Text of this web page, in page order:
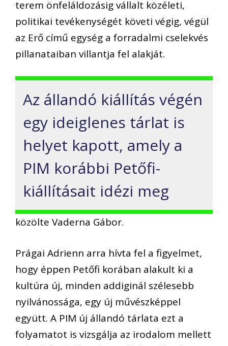
terem önfeláldozásig vállalt közéleti,
politikai tevékenységét követi végig, végül
az Erő című egység a forradalmi cselekvés
pillanataiban villantja fel alakját.
Az állandó kiállítás végén
egy ideiglenes tárlat is
helyet kapott, amely a
PIM korábbi Petőfi-
kiállításait idézi meg
közölte Vaderna Gábor.
Prágai Adrienn arra hívta fel a figyelmet,
hogy éppen Petőfi korában alakult ki a
kultúra új, minden addiginál szélesebb
nyilvánossága, egy új művészképpel
együtt. A PIM új állandó tárlata ezt a
folyamatot is vizsgálja az irodalom mellett